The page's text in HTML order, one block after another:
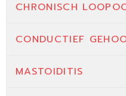
CHRONISCH
CONDUCTIEF
MASTOIDITIS